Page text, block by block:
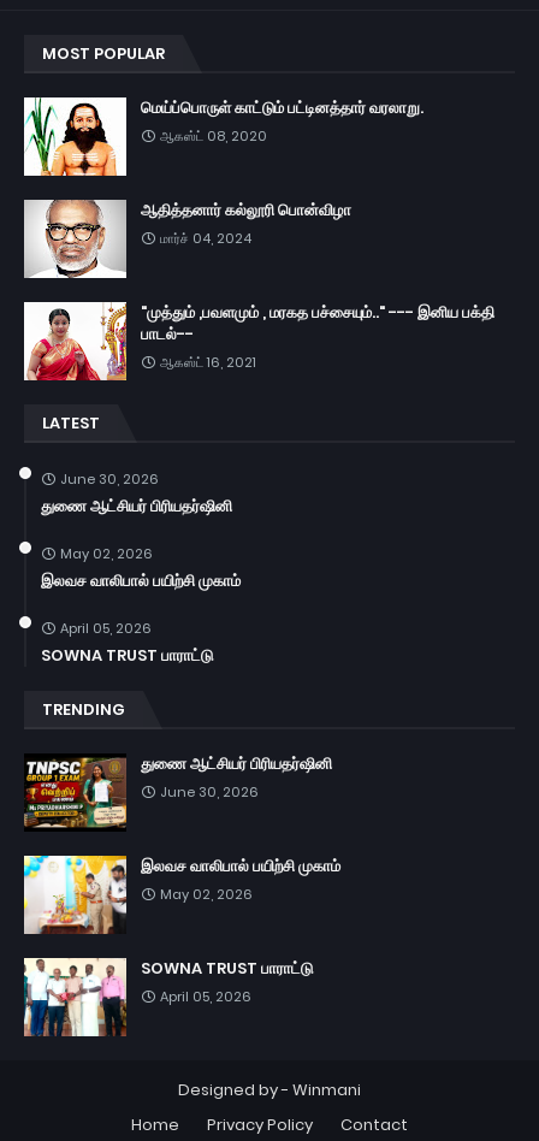
MOST POPULAR
மெய்ப்பொருள் காட்டும் பட்டினத்தார் வரலாறு.
ஆகஸ்ட் 08, 2020
ஆதித்தனார் கல்லூரி பொன்விழா
மார்ச் 04, 2024
"முத்தும் ,பவளமும் , மரகத பச்சையும்.." --- இனிய பக்தி
பாடல்--
ஆகஸ்ட் 16, 2021
LATEST
June 30, 2026
துணை ஆட்சியர் பிரியதர்ஷினி
May 02, 2026
இலவச வாலிபால் பயிற்சி முகாம்
April 05, 2026
SOWNA TRUST பாராட்டு
TRENDING
துணை ஆட்சியர் பிரியதர்ஷினி
June 30, 2026
இலவச வாலிபால் பயிற்சி முகாம்
May 02, 2026
SOWNA TRUST பாராட்டு
April 05, 2026
Designed by - Winmani
Home
Privacy Policy Contact